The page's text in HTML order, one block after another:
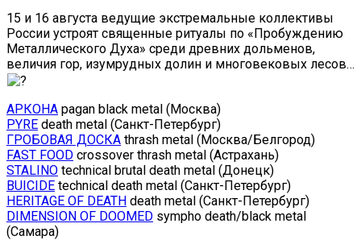
15 и 16 августа ведущие экстремальные коллективы
России устроят священные ритуалы по «Пробуждению
Металлического Духа» среди древних дольменов,
величия гор, изумрудных долин и многовековых лесов…
АРКОНА pagan black metal (Москва)
PYRE death metal (Санкт-Петербург)
ГРОБОВАЯ ДОСКА thrash metal (Москва/Белгород)
FAST FOOD crossover thrash metal (Астрахань)
STALINO technical brutal death metal (Донецк)
BUICIDE technical death metal (Санкт-Петербург)
HERITAGE OF DEATH death metal (Санкт-Петербург)
DIMENSION OF DOOMED sympho death/black metal
(Самара)